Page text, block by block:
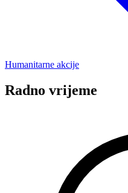
Humanitarne akcije
Radno vrijeme